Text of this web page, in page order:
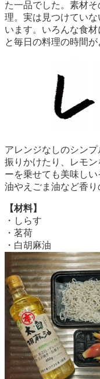
た一品でした。素材
理。実は見つけてい
います。いろんな食
と毎日の料理の時間が
アレンジなしのシン
振りかけたり、レモ
ーを乗せても美味し
油やえごま油など香り
【材料】
・しらす
・茗荷
・白胡麻油